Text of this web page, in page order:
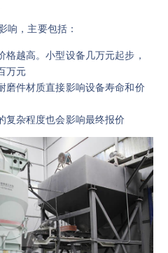
响，主要包括：
格越高。小型设备几万元起步，
万元
磨件材质直接影响设备寿命和价
复杂程度也会影响最终报价